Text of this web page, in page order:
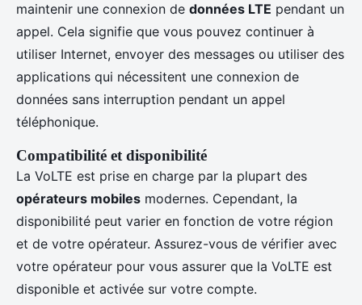
maintenir une connexion de données LTE pendant un
appel. Cela signifie que vous pouvez continuer à
utiliser Internet, envoyer des messages ou utiliser des
applications qui nécessitent une connexion de
données sans interruption pendant un appel
téléphonique.
Compatibilité et disponibilité
La VoLTE est prise en charge par la plupart des
opérateurs mobiles modernes. Cependant, la
disponibilité peut varier en fonction de votre région
et de votre opérateur. Assurez-vous de vérifier avec
votre opérateur pour vous assurer que la VoLTE est
disponible et activée sur votre compte.